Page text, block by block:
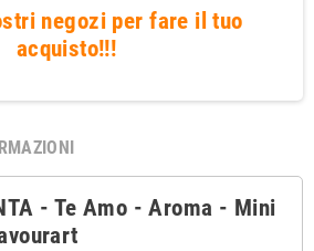
negozi per fare il tuo
acquisto!!!
- Te Amo - Aroma - Mini